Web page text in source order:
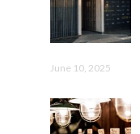
June 10, 2025